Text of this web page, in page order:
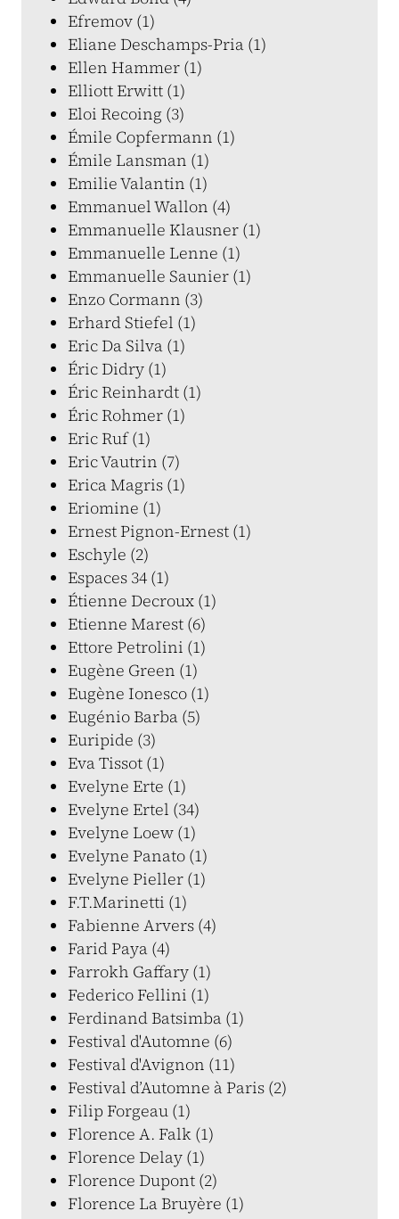
Efremov (1)
Eliane Deschamps-Pria (1)
Ellen Hammer (1)
Elliott Erwitt (1)
Eloi Recoing (3)
Émile Copfermann (1)
Émile Lansman (1)
Emilie Valantin (1)
Emmanuel Wallon (4)
Emmanuelle Klausner (1)
Emmanuelle Lenne (1)
Emmanuelle Saunier (1)
Enzo Cormann (3)
Erhard Stiefel (1)
Eric Da Silva (1)
Éric Didry (1)
Éric Reinhardt (1)
Éric Rohmer (1)
Eric Ruf (1)
Eric Vautrin (7)
Erica Magris (1)
Eriomine (1)
Ernest Pignon-Ernest (1)
Eschyle (2)
Espaces 34 (1)
Étienne Decroux (1)
Etienne Marest (6)
Ettore Petrolini (1)
Eugène Green (1)
Eugène Ionesco (1)
Eugénio Barba (5)
Euripide (3)
Eva Tissot (1)
Evelyne Erte (1)
Evelyne Ertel (34)
Evelyne Loew (1)
Evelyne Panato (1)
Evelyne Pieller (1)
F.T.Marinetti (1)
Fabienne Arvers (4)
Farid Paya (4)
Farrokh Gaffary (1)
Federico Fellini (1)
Ferdinand Batsimba (1)
Festival d'Automne (6)
Festival d'Avignon (11)
Festival d’Automne à Paris (2)
Filip Forgeau (1)
Florence A. Falk (1)
Florence Delay (1)
Florence Dupont (2)
Florence La Bruyère (1)